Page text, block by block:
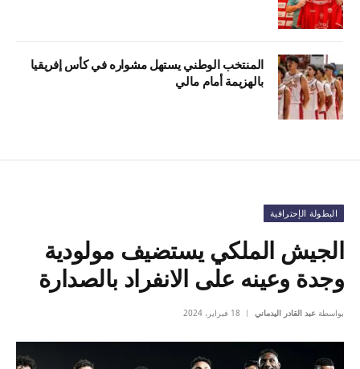
المنتخب الوطني يستهل مشواره في كأس إفريقيا
بالهزيمة أمام مالي
البطولة الإحترافية
الجيش الملكي يستضيف مولودية
وجدة وعينه على الانفراد بالصدارة
بواسطة عبد القادر اليدماني 18 فبراير، 2024